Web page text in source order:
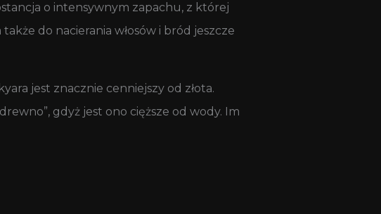
o intensywnym zapachu, z której
do nacierania włosów i bród jeszcze
jest znacznie cenniejszy od złota.
gdyż jest ono cięższe od wody. Im